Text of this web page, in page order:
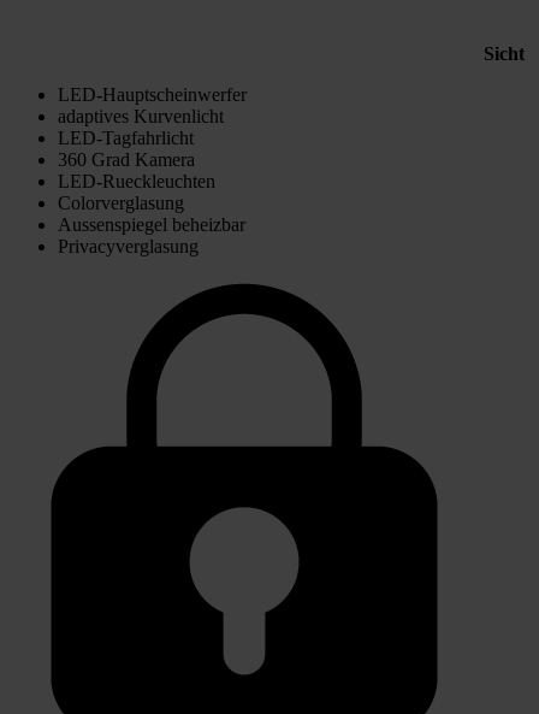
Sicht
LED-Hauptscheinwerfer
adaptives Kurvenlicht
LED-Tagfahrlicht
360 Grad Kamera
LED-Rueckleuchten
Colorverglasung
Aussenspiegel beheizbar
Privacyverglasung